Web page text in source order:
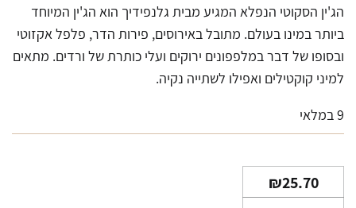
הג'ין הסקוטי הנפלא המגיע מבית גלנפידיך הוא הג'ין המיוחד
ביותר במינו בעולם. מתובל באירוסים, פירות הדר, פלפל אקזוטי
ובסופו של דבר במלפפונים ירוקים ועלי כותרת של ורדים. מתאים
למיני קוקטילים ואפילו לשתייה נקיה.
9 במלאי
₪25.70